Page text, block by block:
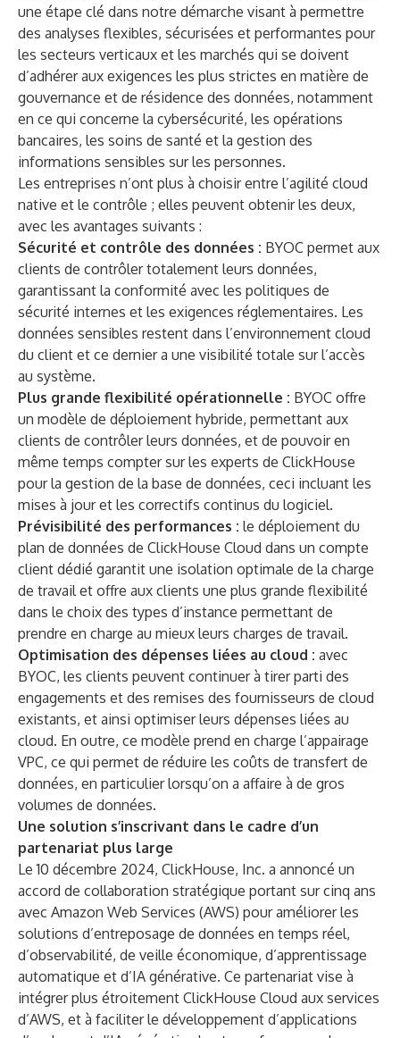
une étape clé dans notre démarche visant à permettre
des analyses flexibles, sécurisées et performantes pour
les secteurs verticaux et les marchés qui se doivent
d’adhérer aux exigences les plus strictes en matière de
gouvernance et de résidence des données, notamment
en ce qui concerne la cybersécurité, les opérations
bancaires, les soins de santé et la gestion des
informations sensibles sur les personnes.
Les entreprises n’ont plus à choisir entre l’agilité cloud
native et le contrôle ; elles peuvent obtenir les deux,
avec les avantages suivants :
Sécurité et contrôle des données : BYOC permet aux
clients de contrôler totalement leurs données,
garantissant la conformité avec les politiques de
sécurité internes et les exigences réglementaires. Les
données sensibles restent dans l’environnement cloud
du client et ce dernier a une visibilité totale sur l’accès
au système.
Plus grande flexibilité opérationnelle : BYOC offre
un modèle de déploiement hybride, permettant aux
clients de contrôler leurs données, et de pouvoir en
même temps compter sur les experts de ClickHouse
pour la gestion de la base de données, ceci incluant les
mises à jour et les correctifs continus du logiciel.
Prévisibilité des performances : le déploiement du
plan de données de ClickHouse Cloud dans un compte
client dédié garantit une isolation optimale de la charge
de travail et offre aux clients une plus grande flexibilité
dans le choix des types d’instance permettant de
prendre en charge au mieux leurs charges de travail.
Optimisation des dépenses liées au cloud : avec
BYOC, les clients peuvent continuer à tirer parti des
engagements et des remises des fournisseurs de cloud
existants, et ainsi optimiser leurs dépenses liées au
cloud. En outre, ce modèle prend en charge l’appairage
VPC, ce qui permet de réduire les coûts de transfert de
données, en particulier lorsqu’on a affaire à de gros
volumes de données.
Une solution s’inscrivant dans le cadre d’un
partenariat plus large
Le 10 décembre 2024, ClickHouse, Inc. a annoncé un
accord de collaboration stratégique portant sur cinq ans
avec Amazon Web Services (AWS) pour améliorer les
solutions d’entreposage de données en temps réel,
d’observabilité, de veille économique, d’apprentissage
automatique et d’IA générative. Ce partenariat vise à
intégrer plus étroitement ClickHouse Cloud aux services
d’AWS, et à faciliter le développement d’applications